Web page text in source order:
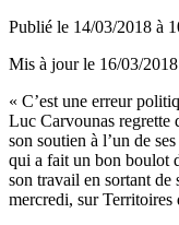
Publié le 14/03/2018 à
Mis à jour le 16/03/
« C’est une erreur
Luc Carvounas regrette
son soutien à l’un de
qui a fait un bon boulot
son travail en sortant de
mercredi, sur Territoires